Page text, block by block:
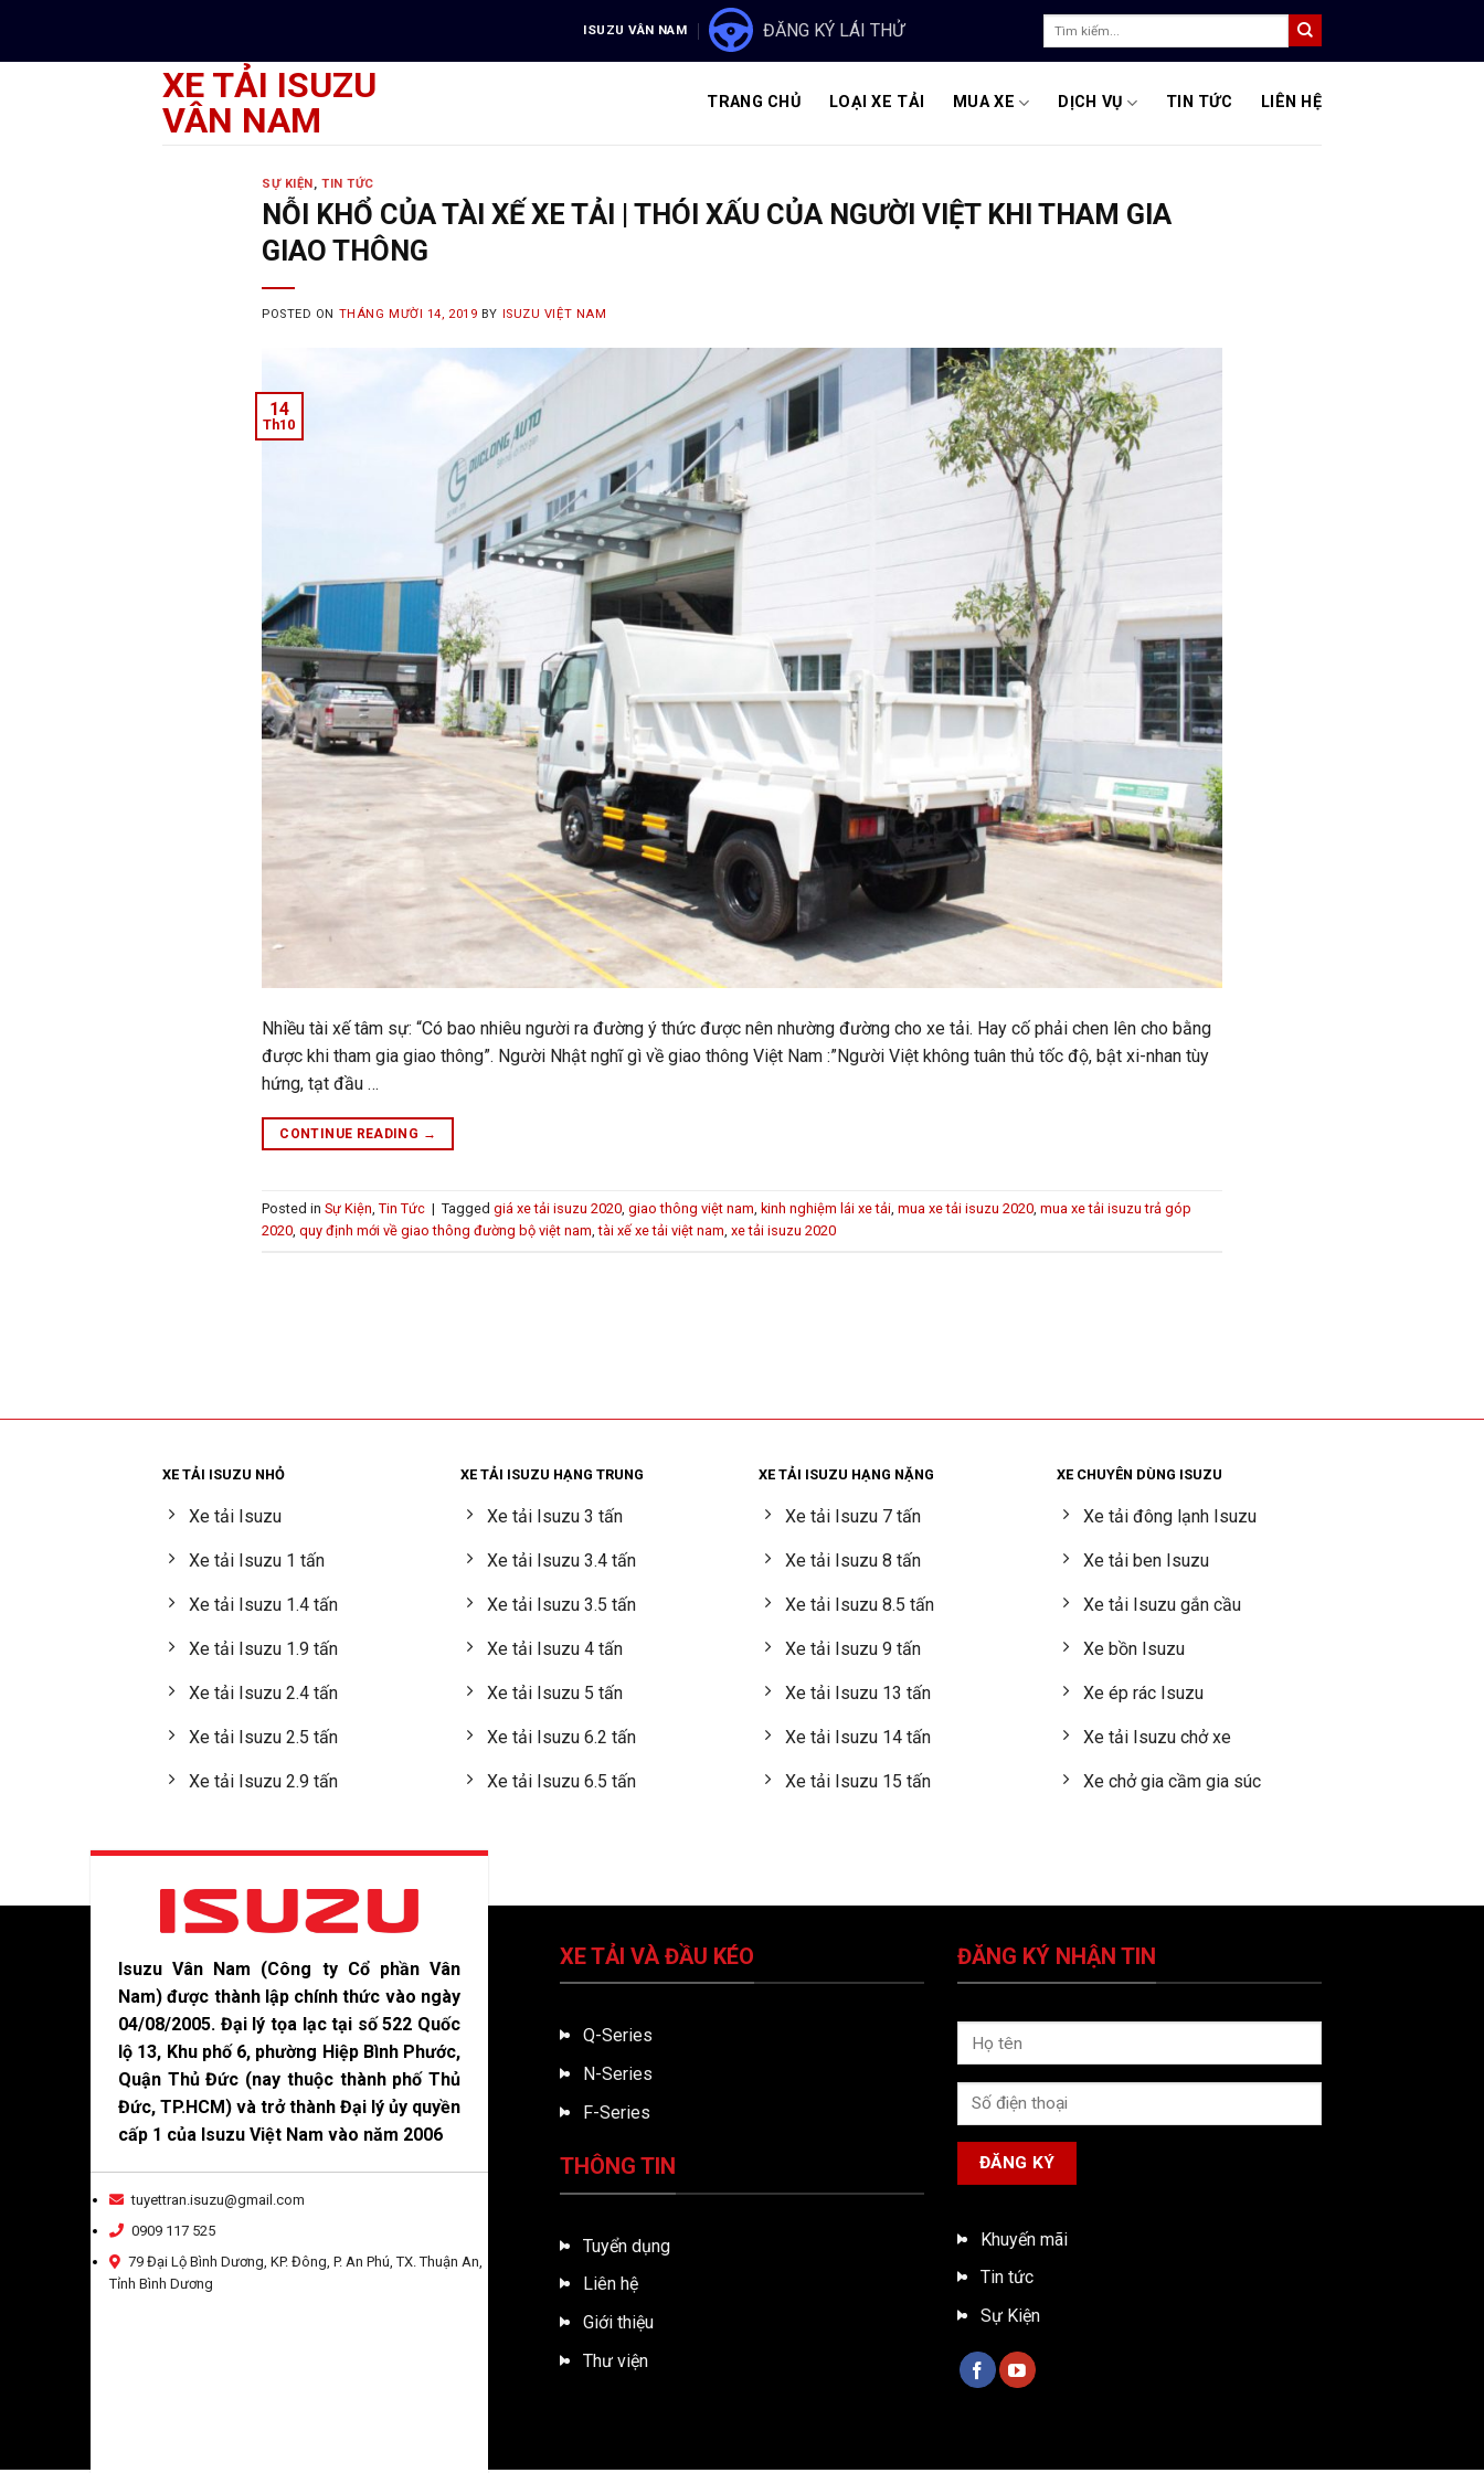
content
ISUZU VÂN NAM ĐĂNG KÝ LÁI THỬ
XE TẢI ISUZU
VÂN NAM
TRANG CHỦ LOẠI XE TẢI MUA XE DỊCH VỤ TIN TỨC LIÊN HỆ
SỰ KIỆN,TIN TỨC
NỖI KHỔ CỦA TÀI XẾ XE TẢI | THÓI XẤU CỦA NGƯỜI VIỆT KHI THAM GIA
GIAO THÔNG
POSTED ON THÁNG MƯỜI 14, 2019 BY ISUZU VIỆT NAM
14
Th10
Nhiều tài xế tâm sự: “Có bao nhiêu người ra đường ý thức được nên nhường đường cho xe tải. Hay cố phải chen lên cho bằng
được khi tham gia giao thông”. Người Nhật nghĩ gì về giao thông Việt Nam :”Người Việt không tuân thủ tốc độ, bật xi-nhan tùy
hứng, tạt đầu …
CONTINUE READING →
Posted in Sự Kiện, Tin Tức | Tagged giá xe tải isuzu 2020, giao thông việt nam, kinh nghiệm lái xe tải, mua xe tải isuzu 2020, mua xe tải isuzu trả góp
2020, quy định mới về giao thông đường bộ việt nam,tài xế xe tải việt nam, xe tải isuzu 2020
XE TẢI ISUZU NHỎ
Xe tải Isuzu
Xe tải Isuzu 1 tấn
Xe tải Isuzu 1.4 tấn
Xe tải Isuzu 1.9 tấn
Xe tải Isuzu 2.4 tấn
Xe tải Isuzu 2.5 tấn
Xe tải Isuzu 2.9 tấn
XE TẢI ISUZU HẠNG TRUNG
Xe tải Isuzu 3 tấn
Xe tải Isuzu 3.4 tấn
Xe tải Isuzu 3.5 tấn
Xe tải Isuzu 4 tấn
Xe tải Isuzu 5 tấn
Xe tải Isuzu 6.2 tấn
Xe tải Isuzu 6.5 tấn
XE TẢI ISUZU HẠNG NẶNG
Xe tải Isuzu 7 tấn
Xe tải Isuzu 8 tấn
Xe tải Isuzu 8.5 tấn
Xe tải Isuzu 9 tấn
Xe tải Isuzu 13 tấn
Xe tải Isuzu 14 tấn
Xe tải Isuzu 15 tấn
XE CHUYÊN DÙNG ISUZU
Xe tải đông lạnh Isuzu
Xe tải ben Isuzu
Xe tải Isuzu gắn cầu
Xe bồn Isuzu
Xe ép rác Isuzu
Xe tải Isuzu chở xe
Xe chở gia cầm gia súc
Isuzu Vân Nam (Công ty Cổ phần Vân
Nam) được thành lập chính thức vào ngày
04/08/2005. Đại lý tọa lạc tại số 522 Quốc
lộ 13, Khu phố 6, phường Hiệp Bình Phước,
Quận Thủ Đức (nay thuộc thành phố Thủ
Đức, TP.HCM) và trở thành Đại lý ủy quyền
cấp 1 của Isuzu Việt Nam vào năm 2006
tuyettran.isuzu@gmail.com
0909 117 525
79 Đại Lộ Bình Dương, KP. Đông, P. An Phú, TX. Thuận An,
Tỉnh Bình Dương
XE TẢI VÀ ĐẦU KÉO
Q-Series
N-Series
F-Series
THÔNG TIN
Tuyển dụng
Liên hệ
Giới thiệu
Thư viện
ĐĂNG KÝ NHẬN TIN
Khuyến mãi
Tin tức
Sự Kiện